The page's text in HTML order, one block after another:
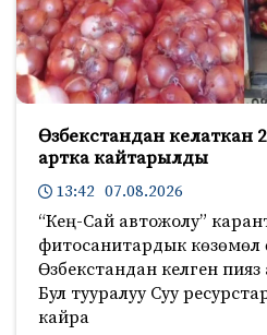
Өзбекстандан келаткан
артка кайтарылды
13:42 07.08.2026
“Кең-Сай автожолу”
фитосанитардык көзөмөл
Өзбекстандан келген
Бул тууралуу Суу
кайра